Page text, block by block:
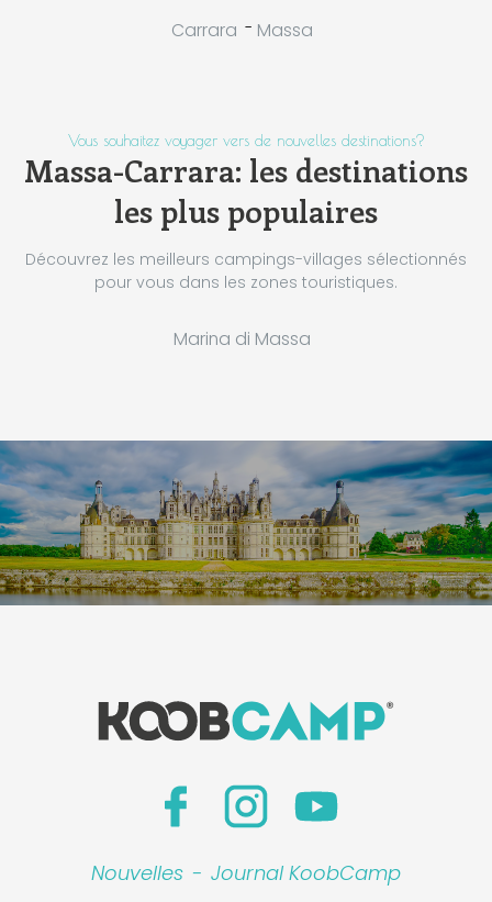
Carrara - Massa
Vous souhaitez voyager vers de nouvelles destinations?
Massa-Carrara: les destinations
les plus populaires
Découvrez les meilleurs campings-villages sélectionnés
pour vous dans les zones touristiques.
Marina di Massa
Nouvelles - Journal KoobCamp